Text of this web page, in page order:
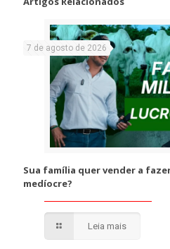
7 de agosto de 2026
Sua família quer vender a
medíocre?
Leia mais